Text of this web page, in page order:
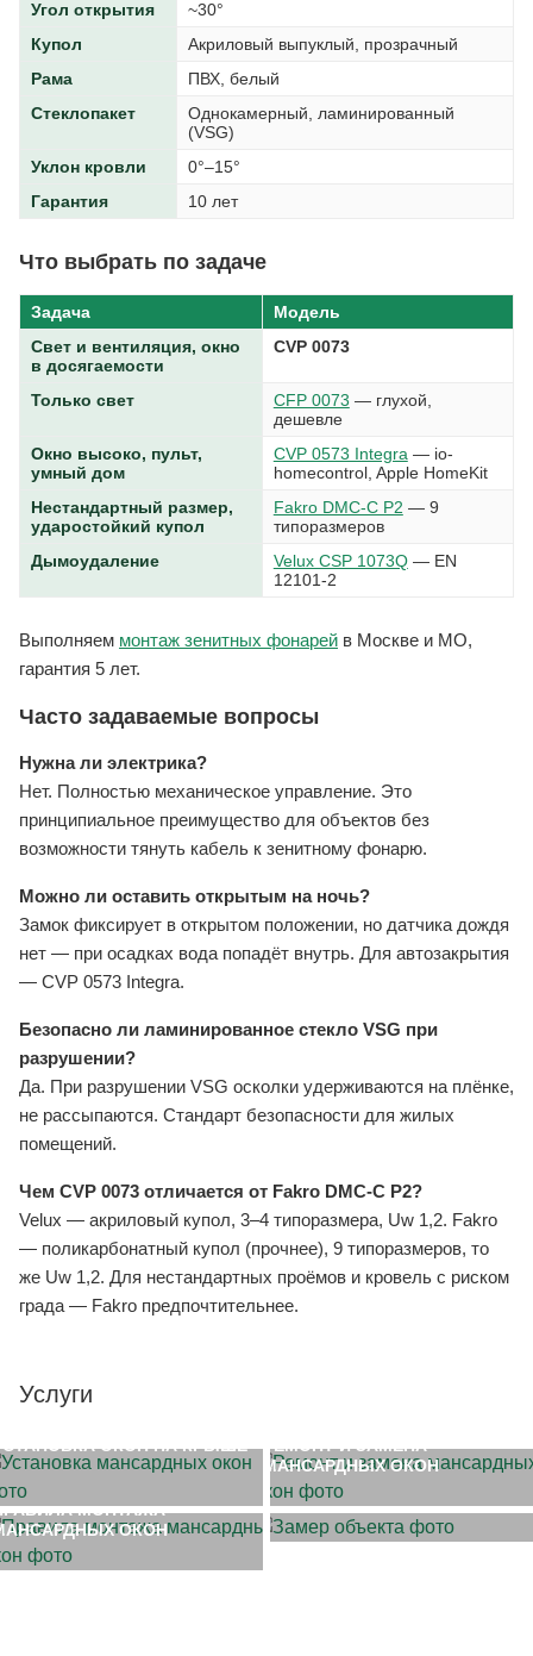
Угол открытия
~30°
Купол
Акриловый выпуклый, прозрачный
Рама
ПВХ, белый
Стеклопакет
Однокамерный, ламинированный
(VSG)
Уклон кровли
0°–15°
Гарантия
10 лет
Что выбрать по задаче
Задача
Модель
Свет и вентиляция, окно
в досягаемости
CVP 0073
Только свет CFP 0073 — глухой,
дешевле
Окно высоко, пульт,
умный дом
CVP 0573 Integra— io-
homecontrol, Apple HomeKit
Нестандартный размер,
ударостойкий купол
Fakro DMC-C P2 — 9
типоразмеров
Дымоудаление
Velux CSP 1073Q— EN
12101-2
Выполняем монтаж зенитных фонарей в Москве и МО,
гарантия 5 лет.
Часто задаваемые вопросы
Нужна ли электрика?
Нет. Полностью механическое управление. Это
принципиальное преимущество для объектов без
возможности тянуть кабель к зенитному фонарю.
Можно ли оставить открытым на ночь?
Замок фиксирует в открытом положении, но датчика дождя
нет — при осадках вода попадёт внутрь. Для автозакрытия
— CVP 0573 Integra.
Безопасно ли ламинированное стекло VSG при
разрушении?
Да. При разрушении VSG осколки удерживаются на плёнке,
не рассыпаются. Стандарт безопасности для жилых
помещений.
Чем CVP 0073 отличается от Fakro DMC-C P2?
Velux — акриловый купол, 3–4 типоразмера, Uw 1,2. Fakro
— поликарбонатный купол (прочнее), 9 типоразмеров, то
же Uw 1,2. Для нестандартных проёмов и кровель с риском
града — Fakro предпочтительнее.
Услуги
ОКОН НА КРЫШЕ
РЕМОНТ И ЗАМЕНА
МАНСАРДНЫХ ОКОН
МОНТАЖА
ОКОН
ЗАМЕР ОБЪЕКТА